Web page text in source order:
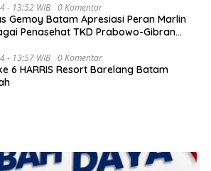
- 13:52 WIB 0 Komentar
Gemoy Batam Apresiasi Peran Marlin
Penasehat TKD Prabowo-Gibran
- 13:57 WIB 0 Komentar
6 HARRIS Resort Barelang Batam